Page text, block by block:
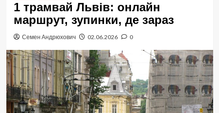
1 трамвай Львів: онлайн
маршрут, зупинки, де зараз
Семен Андрюхович 02.06.2026 0